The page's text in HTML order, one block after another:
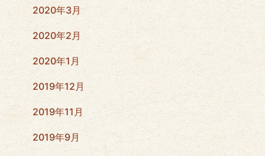
2020年3月
2020年2月
2020年1月
2019年12月
2019年11月
2019年9月